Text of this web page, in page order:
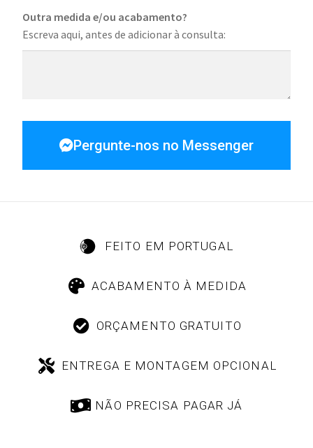
Outra medida e/ou acabamento?
Escreva aqui, antes de adicionar à consulta:
Pergunte-nos no Messenger
FEITO EM PORTUGAL
ACABAMENTO À MEDIDA
ORÇAMENTO GRATUITO
ENTREGA E MONTAGEM OPCIONAL
NÃO PRECISA PAGAR JÁ